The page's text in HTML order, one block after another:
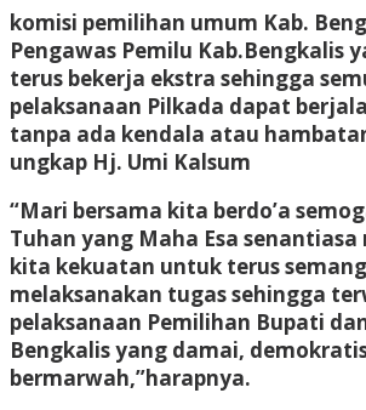
komisi pemilihan umum Kab.
Pengawas Pemilu Kab.Bengkalis
terus bekerja ekstra sehingga
pelaksanaan Pilkada dapat
tanpa ada kendala atau
ungkap Hj. Umi Kalsum
“Mari bersama kita berdo’a
Tuhan yang Maha Esa
kita kekuatan untuk terus
melaksanakan tugas sehingga
pelaksanaan Pemilihan Bupati
Bengkalis yang damai,
bermarwah,”harapnya.